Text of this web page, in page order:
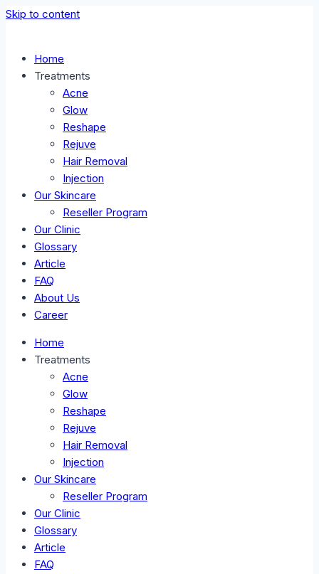
Skip to content
Home
Treatments
Acne
Glow
Reshape
Rejuve
Hair Removal
Injection
Our Skincare
Reseller Program
Our Clinic
Glossary
Article
FAQ
About Us
Career
Home
Treatments
Acne
Glow
Reshape
Rejuve
Hair Removal
Injection
Our Skincare
Reseller Program
Our Clinic
Glossary
Article
FAQ